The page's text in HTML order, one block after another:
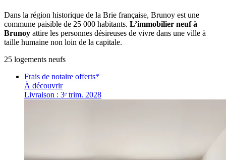
Dans la région historique de la Brie française, Brunoy est une
commune paisible de 25 000 habitants. L’immobilier neuf à
Brunoy attire les personnes désireuses de vivre dans une ville à
taille humaine non loin de la capitale.
25 logements neufs
Frais de notaire offerts*
À découvrir
Livraison : 3ᵉ trim. 2028